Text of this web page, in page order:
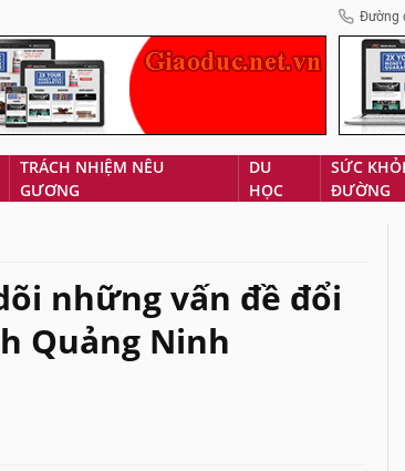
Đường
TRÁCH NHIỆM NÊU
GƯƠNG
DU
HỌC
SỨC
ĐƯỜNG
những vấn đề đổi
Quảng Ninh